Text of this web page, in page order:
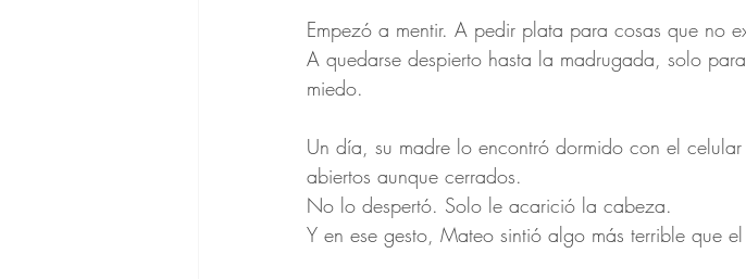
Empezó a mentir. A pedir plata para cosas que no
A quedarse despierto hasta la madrugada, solo
miedo.
Un día, su madre lo encontró dormido con el
abiertos aunque cerrados.
No lo despertó. Solo le acarició la cabeza.
Y en ese gesto, Mateo sintió algo más terrible que